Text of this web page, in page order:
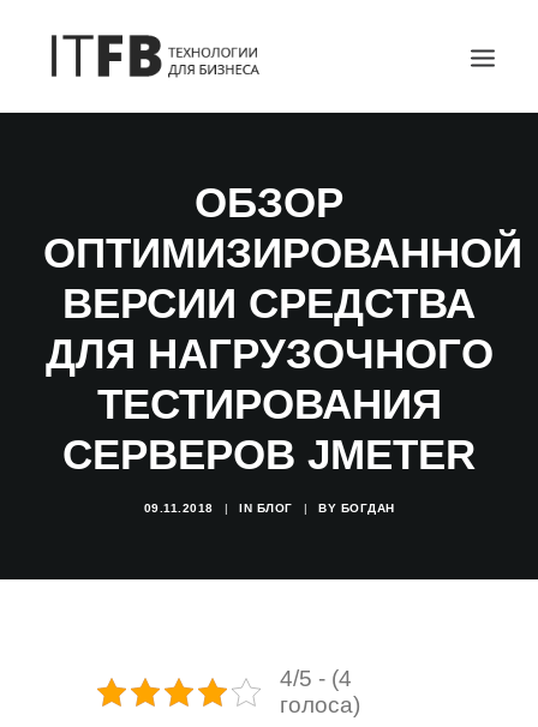
АДМИНИСТРИРОВАНИЕ СЕРВЕРОВ
БЛОГ
ОТЗЫВЫ
КОНТАКТЫ
ОБЗОР
ОПТИМИЗИРОВАННОЙ
ВЕРСИИ СРЕДСТВА
ДЛЯ НАГРУЗОЧНОГО
ТЕСТИРОВАНИЯ
СЕРВЕРОВ JMETER
09.11.2018 | IN БЛОГ | BY БОГДАН
4/5 - (4
голоса)